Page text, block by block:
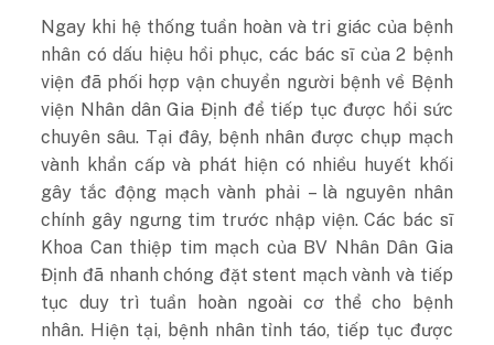
Ngay khi hệ thống tuần hoàn và tri giác của bệnh
nhân có dấu hiệu hồi phục, các bác sĩ của 2 bệnh
viện đã phối hợp vận chuyển người bệnh về Bệnh
viện Nhân dân Gia Định để tiếp tục được hồi sức
chuyên sâu. Tại đây, bệnh nhân được chụp mạch
vành khẩn cấp và phát hiện có nhiều huyết khối
gây tắc động mạch vành phải – là nguyên nhân
chính gây ngưng tim trước nhập viện. Các bác sĩ
Khoa Can thiệp tim mạch của BV Nhân Dân Gia
Định đã nhanh chóng đặt stent mạch vành và tiếp
tục duy trì tuần hoàn ngoài cơ thể cho bệnh
nhân. Hiện tại, bệnh nhân tỉnh táo, tiếp tục được